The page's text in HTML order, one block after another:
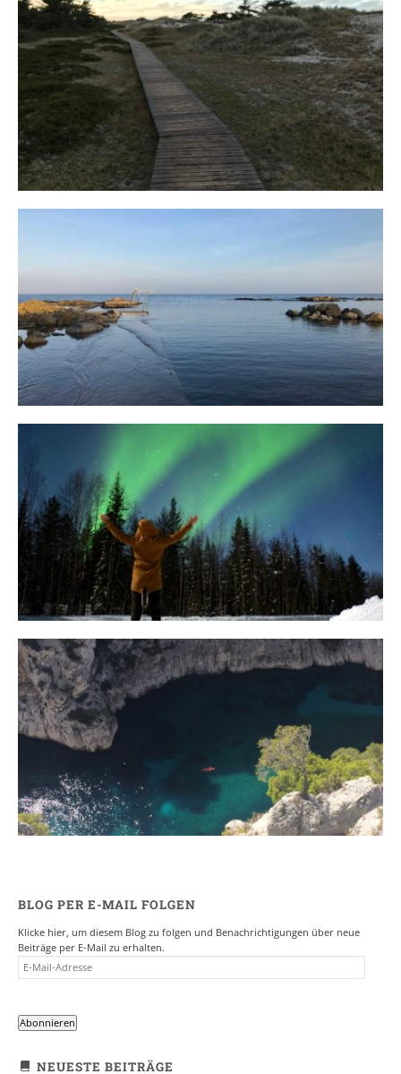
Fischland
12. FEBRUAR 2019
Bornholm
29. OKTOBER 2018
10 Tipps für eine erfolgreiche Jagd
auf Nordlichter
31. JANUAR 2018
Ein Campervan Roadtrip durch die
BLOG PER E-MAIL FOLGEN
Klicke hier, um diesem Blog zu folgen und Benachrichtigungen über neue
Beiträge per E-Mail zu erhalten.
E-
MAIL-
Abonnieren
NEUESTE BEITRÄGE